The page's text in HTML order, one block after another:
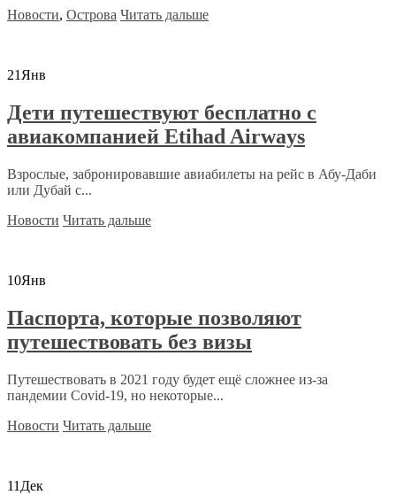
Новости, Острова Читать дальше
21Янв
Дети путешествуют бесплатно с
авиакомпанией Etihad Airways
Взрослые, забронировавшие авиабилеты на рейс в Абу-Даби
или Дубай с...
Новости Читать дальше
10Янв
Паспорта, которые позволяют
путешествовать без визы
Путешествовать в 2021 году будет ещё сложнее из-за
пандемии Covid-19, но некоторые...
Новости Читать дальше
11 Дек